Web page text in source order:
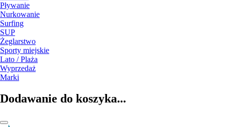
Pływanie
Nurkowanie
Surfing
SUP
Żeglarstwo
Sporty miejskie
Lato / Plaża
Wyprzedaż
Marki
Dodawanie do koszyka...